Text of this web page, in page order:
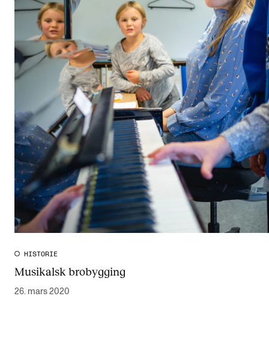
HISTORIE
Musikalsk brobygging
26. mars 2020